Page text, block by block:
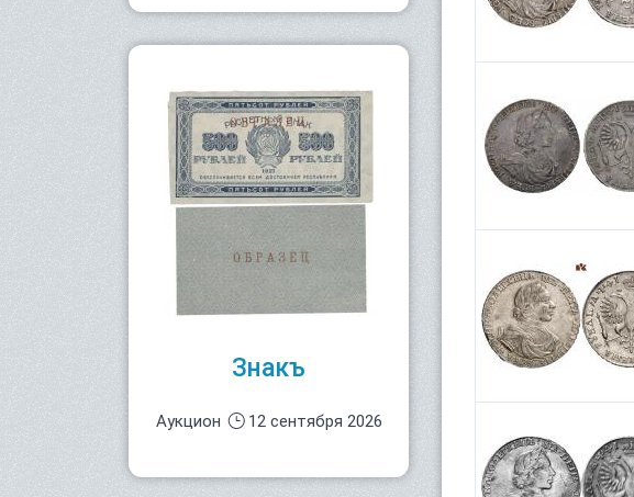
Знакъ
Аукцион 12 сентября 2026